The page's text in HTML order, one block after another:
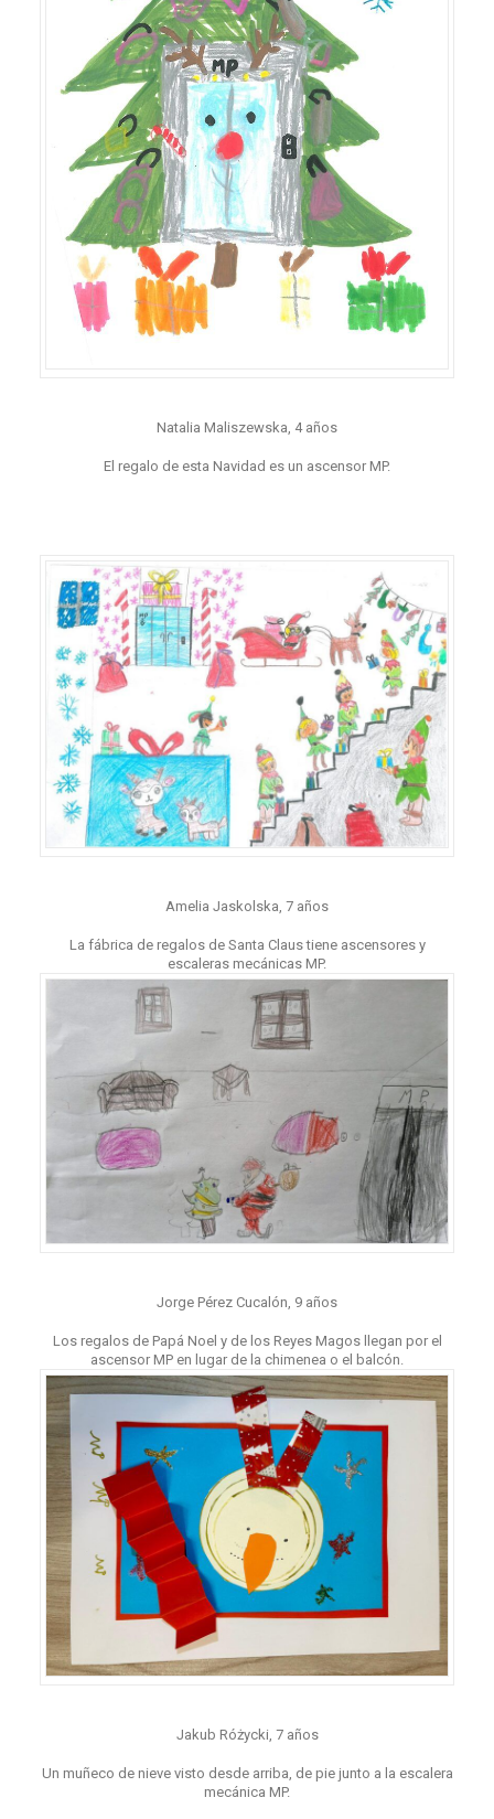
Natalia Maliszewska, 4 años
El regalo de esta Navidad es un ascensor MP.
Amelia Jaskolska, 7 años
La fábrica de regalos de Santa Claus tiene ascensores y
escaleras mecánicas MP.
Jorge Pérez Cucalón, 9 años
Los regalos de Papá Noel y de los Reyes Magos llegan por el
ascensor MP en lugar de la chimenea o el balcón.
Jakub Różycki, 7 años
Un muñeco de nieve visto desde arriba, de pie junto a la escalera
mecánica MP.